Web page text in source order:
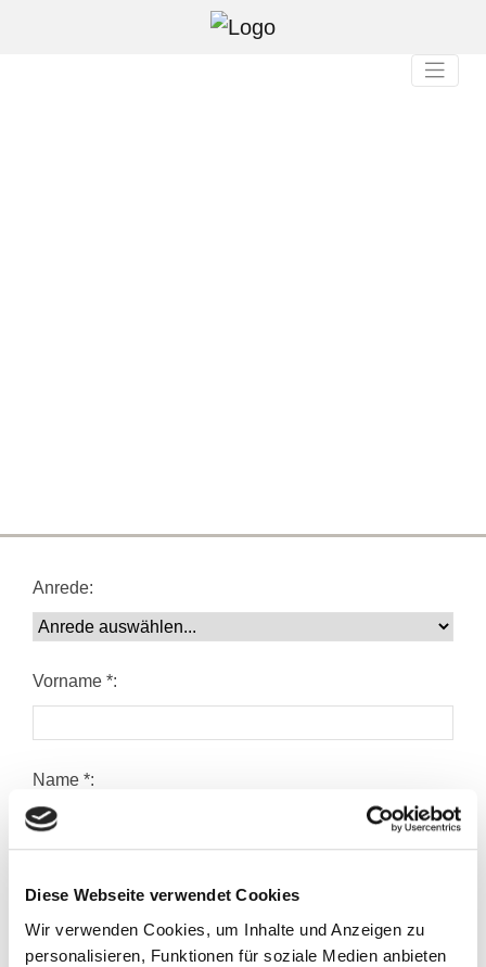
Diese Webseite verwendet Cookies
Wir verwenden Cookies, um Inhalte und Anzeigen zu
personalisieren, Funktionen für soziale Medien anbieten
Anrede:
Vorname *:
Name *: